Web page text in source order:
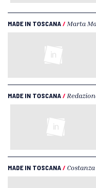
MADE IN TOSCANA/ Marta
MADE IN TOSCANA/
MADE IN TOSCANA/